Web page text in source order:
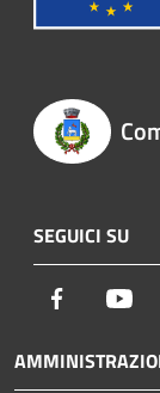
SEGUICI SU
Facebook